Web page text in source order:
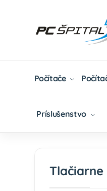
Počítače
Príslušenstvo
Domov
Tlačiarne